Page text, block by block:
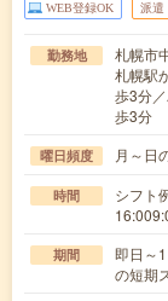
WEB登録OK 派遣
勤務地
札幌市
札幌駅
歩3分
歩3分
曜日頻度 月～日
時間
シフト
期間
即日～
の短期